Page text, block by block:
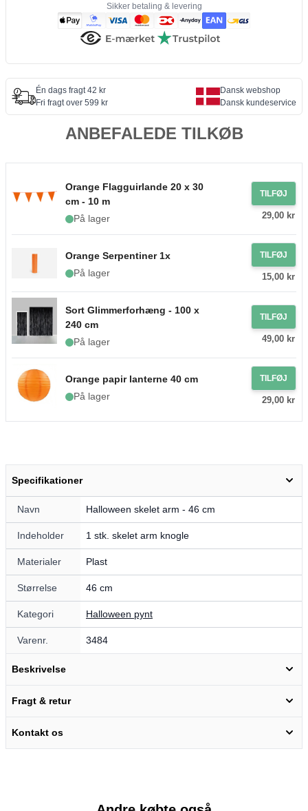
Sikker betaling & levering
Én dags fragt 42 kr
Fri fragt over 599 kr
Dansk webshop
Dansk kundeservice
ANBEFALEDE TILKØB
Orange Flagguirlande 20 x 30
cm - 10 m
På lager
TILFØJ
29,00 kr
Orange Serpentiner 1x
På lager
TILFØJ
15,00 kr
Sort Glimmerforhæng - 100 x
240 cm
På lager
TILFØJ
49,00 kr
Orange papir lanterne 40 cm
På lager
TILFØJ
29,00 kr
Specifikationer
Navn Halloween skelet arm - 46 cm
Indeholder 1 stk. skelet arm knogle
Materialer Plast
Størrelse 46 cm
Kategori Halloween pynt
Varenr. 3484
Beskrivelse
Fragt & retur
Kontakt os